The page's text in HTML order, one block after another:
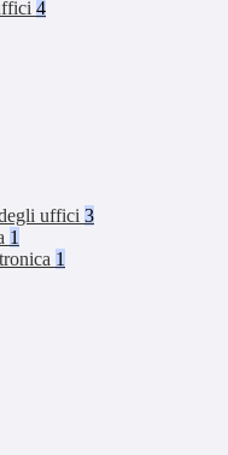
4
uffici 3
1
1